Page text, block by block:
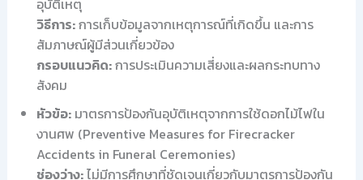
วิธีการ:การเก็บข้อมูลจากเหตุการณ์ที่เกิดขึ้น และการ
สัมภาษณ์ผู้มีส่วนเกี่ยวข้อง
กรอบแนวคิด:การประเมินความเสี่ยงและผลกระทบทาง
สังคม
หัวข้อ:มาตรการป้องกันอุบัติเหตุจากการใช้ดอกไม้ไฟใน
งานศพ (Preventive Measures for Firecracker
Accidents in Funeral Ceremonies)
ช่องว่าง:ไม่มีการศึกษาที่ชัดเจนเกี่ยวกับมาตรการป้องกัน